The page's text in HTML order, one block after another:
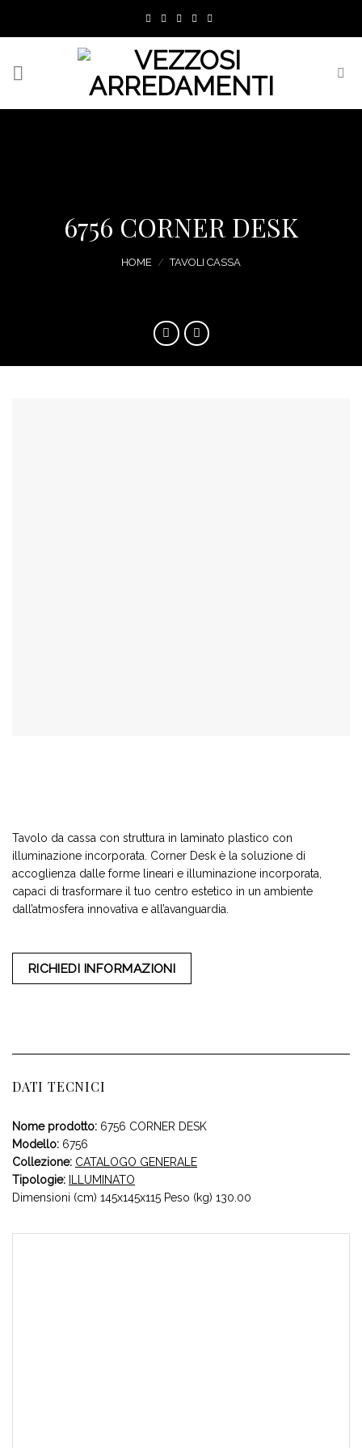
6756 CORNER DESK
HOME / TAVOLI CASSA
Tavolo da cassa con struttura in laminato plastico con
illuminazione incorporata. Corner Desk è la soluzione di
accoglienza dalle forme lineari e illuminazione incorporata,
capaci di trasformare il tuo centro estetico in un ambiente
dall’atmosfera innovativa e all’avanguardia.
RICHIEDI INFORMAZIONI
DATI TECNICI
Nome prodotto: 6756 CORNER DESK
Modello: 6756
Collezione: CATALOGO GENERALE
Tipologie:
ILLUMINATO
Dimensioni (cm) 145x145x115 Peso (kg) 130.00